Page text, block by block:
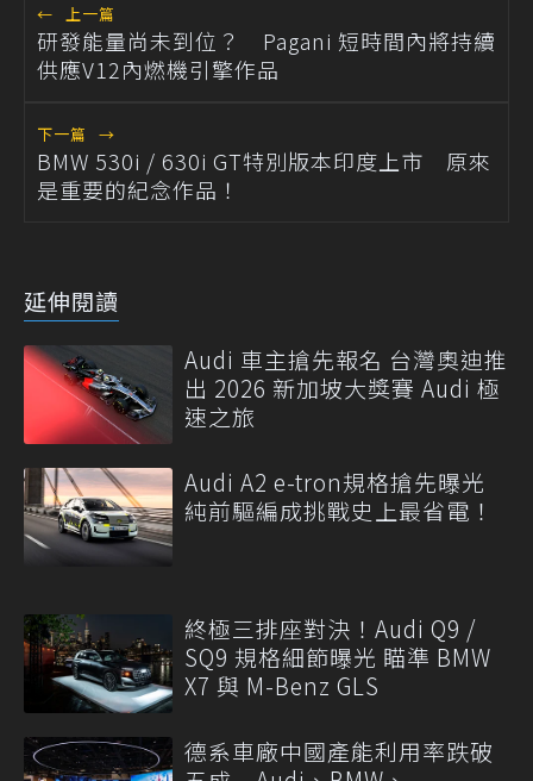
← 上一篇
研發能量尚未到位？ Pagani 短時間內將持續
供應V12內燃機引擎作品
下一篇 →
BMW 530i / 630i GT特別版本印度上市 原來
是重要的紀念作品！
延伸閱讀
Audi 車主搶先報名 台灣奧迪推
出 2026 新加坡大獎賽 Audi 極
速之旅
Audi A2 e-tron規格搶先曝光
純前驅編成挑戰史上最省電！
終極三排座對決！Audi Q9 /
SQ9 規格細節曝光 瞄準 BMW
X7 與 M-Benz GLS
德系車廠中國產能利用率跌破